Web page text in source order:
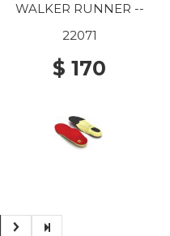
WALKER RUNNER --
22071
$ 170